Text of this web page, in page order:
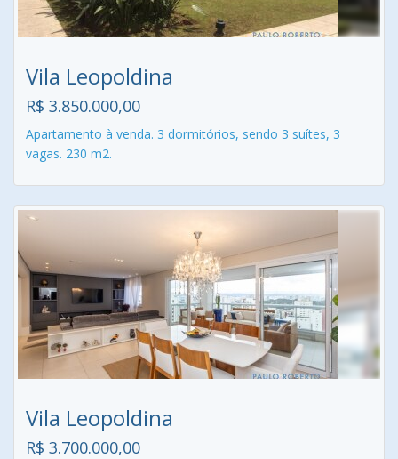
Vila Leopoldina
R$ 3.850.000,00
Apartamento à venda. 3 dormitórios, sendo 3 suítes, 3
vagas. 230 m2.
Vila Leopoldina
R$ 3.700.000,00